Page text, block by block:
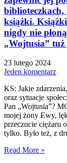
biblioteczkach,
książki.
nigdy nie
„Wojtusia” tuż
23 lutego 2024
Jeden komentarz
KS: Jakie
oraz sytuacje
Pan „Wojtusia”?
mojej żony Ewy,
przeczucie ciężaru
tylko. Było też, z
Read More »